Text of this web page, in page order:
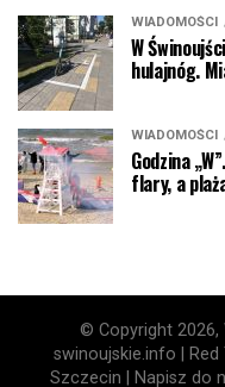
WIADOMOŚCI
W
hulajnóg.
WIADOMOŚCI
Godzina
flary, a
© Copyright 2026,
swinoujskie.info | Red
Szczecin | Napisz do